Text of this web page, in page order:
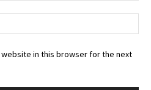
website in this browser for the next